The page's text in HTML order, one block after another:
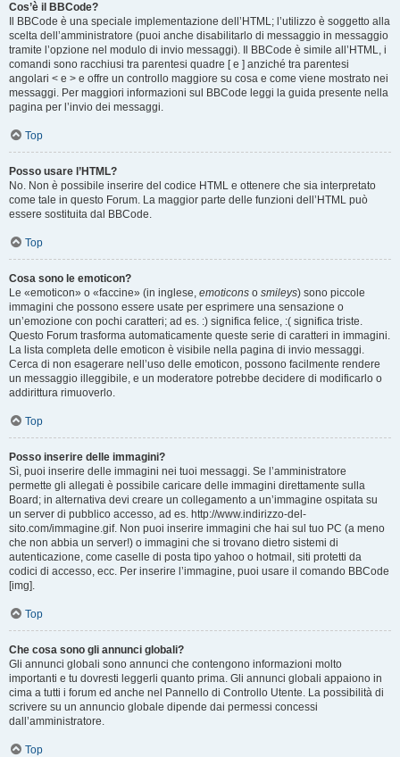
Cos’è il BBCode?
Il BBCode è una speciale implementazione dell’HTML; l’utilizzo è soggetto alla
scelta dell’amministratore (puoi anche disabilitarlo di messaggio in messaggio
tramite l’opzione nel modulo di invio messaggi). Il BBCode è simile all’HTML, i
comandi sono racchiusi tra parentesi quadre [ e ] anziché tra parentesi
angolari < e > e offre un controllo maggiore su cosa e come viene mostrato nei
messaggi. Per maggiori informazioni sul BBCode leggi la guida presente nella
pagina per l’invio dei messaggi.
Top
Posso usare l’HTML?
No. Non è possibile inserire del codice HTML e ottenere che sia interpretato
come tale in questo Forum. La maggior parte delle funzioni dell’HTML può
essere sostituita dal BBCode.
Top
Cosa sono le emoticon?
Le «emoticon» o «faccine» (in inglese, emoticons o smileys) sono piccole
immagini che possono essere usate per esprimere una sensazione o
un’emozione con pochi caratteri; ad es. :) significa felice, :( significa triste.
Questo Forum trasforma automaticamente queste serie di caratteri in immagini.
La lista completa delle emoticon è visibile nella pagina di invio messaggi.
Cerca di non esagerare nell’uso delle emoticon, possono facilmente rendere
un messaggio illeggibile, e un moderatore potrebbe decidere di modificarlo o
addirittura rimuoverlo.
Top
Posso inserire delle immagini?
Sì, puoi inserire delle immagini nei tuoi messaggi. Se l’amministratore
permette gli allegati è possibile caricare delle immagini direttamente sulla
Board; in alternativa devi creare un collegamento a un’immagine ospitata su
un server di pubblico accesso, ad es. http://www.indirizzo-del-
sito.com/immagine.gif. Non puoi inserire immagini che hai sul tuo PC (a meno
che non abbia un server!) o immagini che si trovano dietro sistemi di
autenticazione, come caselle di posta tipo yahoo o hotmail, siti protetti da
codici di accesso, ecc. Per inserire l’immagine, puoi usare il comando BBCode
[img].
Top
Che cosa sono gli annunci globali?
Gli annunci globali sono annunci che contengono informazioni molto
importanti e tu dovresti leggerli quanto prima. Gli annunci globali appaiono in
cima a tutti i forum ed anche nel Pannello di Controllo Utente. La possibilità di
scrivere su un annuncio globale dipende dai permessi concessi
dall’amministratore.
Top